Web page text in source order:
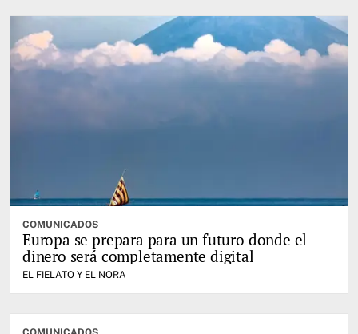
COMUNICADOS
Europa se prepara para un futuro donde el
dinero será completamente digital
EL FIELATO Y EL NORA